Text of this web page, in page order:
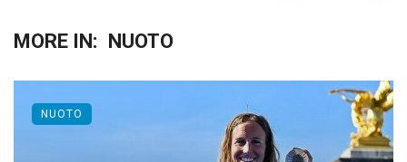
MORE IN: NUOTO
NUOTO